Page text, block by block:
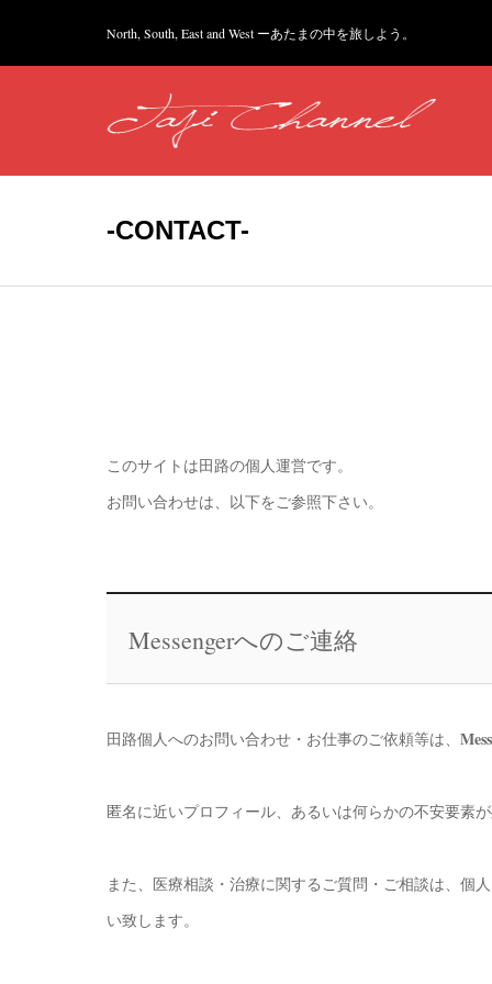
North, South, East and West ーあたまの中を旅しよう。
-CONTACT-
このサイトは田路の個人運営です。
お問い合わせは、以下をご参照下さい。
Messengerへのご連絡
田路個人へのお問い合わせ・お仕事のご依頼等は、
匿名に近いプロフィール、あるいは何らかの不安要素
また、医療相談・治療に関するご質問・ご相談は、個
い致します。